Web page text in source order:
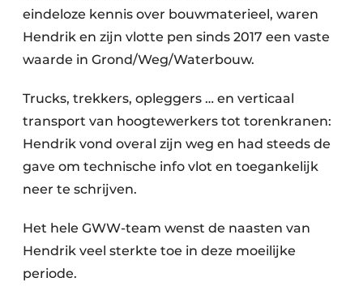
eindeloze kennis over bouwmaterieel, waren
Hendrik en zijn vlotte pen sinds 2017 een vaste
waarde in Grond/Weg/Waterbouw.
Trucks, trekkers, opleggers … en verticaal
transport van hoogtewerkers tot torenkranen:
Hendrik vond overal zijn weg en had steeds de
gave om technische info vlot en toegankelijk
neer te schrijven.
Het hele GWW-team wenst de naasten van
Hendrik veel sterkte toe in deze moeilijke
periode.